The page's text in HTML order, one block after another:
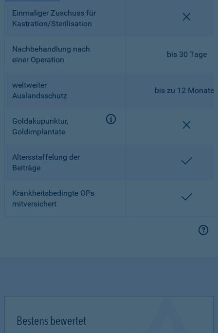
Einmaliger Zuschuss für
Kastration/Sterilisation
Nachbehandlung nach
einer Operation
bis 30 Tage
weltweiter
Auslandsschutz
bis zu 12 Monaten
Goldakupunktur,
Goldimplantate
Altersstaffelung der
Beiträge
Krankheitsbedingte OPs
mitversichert
Bestens bewertet